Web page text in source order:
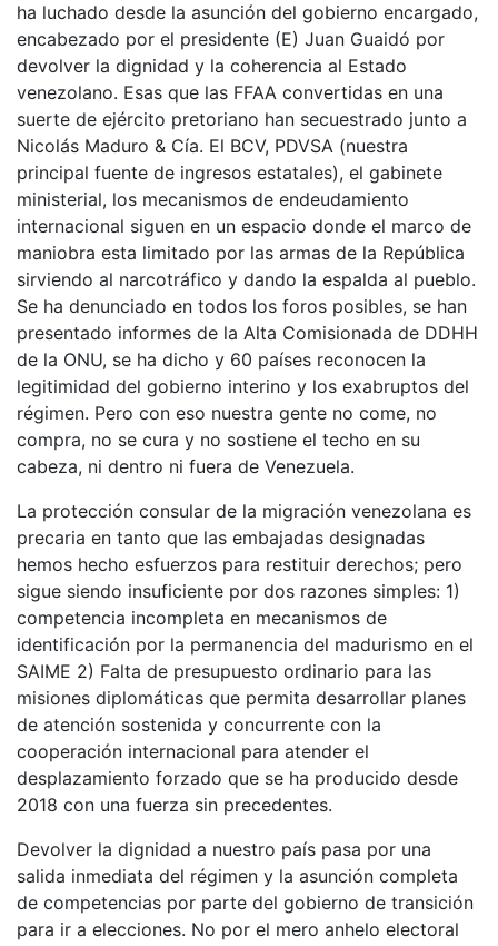
ha luchado desde la asunción del gobierno encargado,
encabezado por el presidente (E) Juan Guaidó por
devolver la dignidad y la coherencia al Estado
venezolano. Esas que las FFAA convertidas en una
suerte de ejército pretoriano han secuestrado junto a
Nicolás Maduro & Cía. El BCV, PDVSA (nuestra
principal fuente de ingresos estatales), el gabinete
ministerial, los mecanismos de endeudamiento
internacional siguen en un espacio donde el marco de
maniobra esta limitado por las armas de la República
sirviendo al narcotráfico y dando la espalda al pueblo.
Se ha denunciado en todos los foros posibles, se han
presentado informes de la Alta Comisionada de DDHH
de la ONU, se ha dicho y 60 países reconocen la
legitimidad del gobierno interino y los exabruptos del
régimen. Pero con eso nuestra gente no come, no
compra, no se cura y no sostiene el techo en su
cabeza, ni dentro ni fuera de Venezuela.
La protección consular de la migración venezolana es
precaria en tanto que las embajadas designadas
hemos hecho esfuerzos para restituir derechos; pero
sigue siendo insuficiente por dos razones simples: 1)
competencia incompleta en mecanismos de
identificación por la permanencia del madurismo en el
SAIME 2) Falta de presupuesto ordinario para las
misiones diplomáticas que permita desarrollar planes
de atención sostenida y concurrente con la
cooperación internacional para atender el
desplazamiento forzado que se ha producido desde
2018 con una fuerza sin precedentes.
Devolver la dignidad a nuestro país pasa por una
salida inmediata del régimen y la asunción completa
de competencias por parte del gobierno de transición
para ir a elecciones. No por el mero anhelo electoral